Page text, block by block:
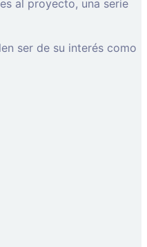
al proyecto, una serie
ser de su interés como